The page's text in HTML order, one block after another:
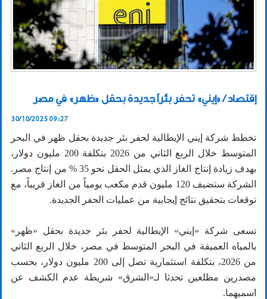
إقتصاد / «إيني» تحفر بئراً جديدة بحقل «ظهر» في مصر
30/10/2025 09:27
تخطط شركة إيني الإيطالية لحفر بئر جديدة بحقل ظهر في البحر
المتوسط خلال الربع الثاني من 2026 بتكلفة 200 مليون دولار،
بهدف زيادة إنتاج الغاز الذي يمثل الحقل نحو 35 % من إنتاج مصر.
الشركة ستضيف 120 مليون قدم مكعب يومياً من الغاز قريباً، مع
توقعات بتحقيق نتائج إيجابية من عمليات الحفر الجديدة.
تسعى شركة «إيني» الإيطالية لحفر بئر جديدة بحقل «ظهر»
بالمياه العميقة في البحر المتوسط في مصر، خلال الربع الثاني
من 2026، بتكلفة استثمارية تصل إلى 200 مليون دولار، بحسب
مصدرين مطلعين تحدثا لـ»الشرق» شريطة عدم الكشف عن
اسميهما.